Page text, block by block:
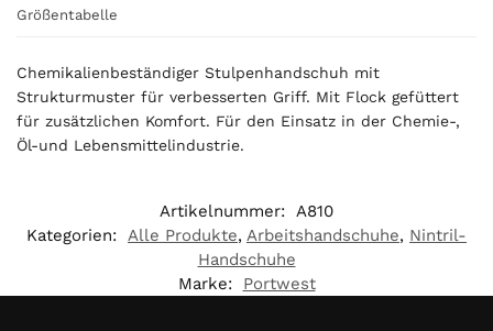
s
0
0
€
Größentabelle
Chemikalienbeständiger Stulpenhandschuh mit
Strukturmuster für verbesserten Griff. Mit Flock gefüttert
für zusätzlichen Komfort. Für den Einsatz in der Chemie-,
Öl-und Lebensmittelindustrie.
Artikelnummer: A810
Kategorien: Alle Produkte, Arbeitshandschuhe, Nintril-
Handschuhe
Marke:
Portwest